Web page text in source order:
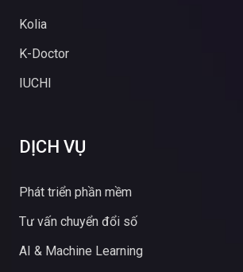
Kolia
K-Doctor
IUCHI
DỊCH VỤ
Phát triển phần mềm
Tư vấn chuyển đổi số
AI & Machine Learning